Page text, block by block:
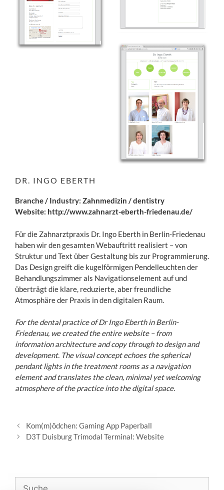
DR. INGO EBERTH
Branche / Industry: Zahnmedizin / dentistry
Website: http://www.zahnarzt-eberth-friedenau.de/
Für die Zahnarztpraxis Dr. Ingo Eberth in Berlin-Friedenau
haben wir den gesamten Webauftritt realisiert – von
Struktur und Text über Gestaltung bis zur Programmierung.
Das Design greift die kugelförmigen Pendelleuchten der
Behandlungszimmer als Navigationselement auf und
überträgt die klare, reduzierte, aber freundliche
Atmosphäre der Praxis in den digitalen Raum.
For the dental practice of Dr Ingo Eberth in Berlin-
Friedenau, we created the entire website – from
information architecture and copy through to design and
development. The visual concept echoes the spherical
pendant lights in the treatment rooms as a navigation
element and translates the clean, minimal yet welcoming
atmosphere of the practice into the digital space.
B
e
a
Kom(m)ödchen: Gaming App Paperball
D3T Duisburg Trimodal Terminal: Website